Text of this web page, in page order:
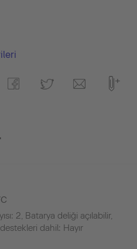
2, Batarya deliği açılabilir,
dahil: Hayır